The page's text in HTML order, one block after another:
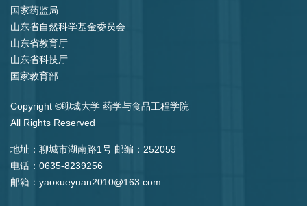
国家药监局
山东省自然科学基金委员会
山东省教育厅
山东省科技厅
国家教育部
Copyright ©聊城大学 药学与食品工程学院
All Rights Reserved
地址：聊城市湖南路1号 邮编：252059
电话：0635-8239256
邮箱：yaoxueyuan2010@163.com